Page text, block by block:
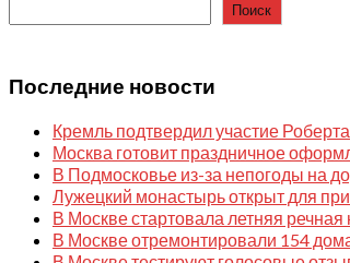
Поиск
Последние новости
Кремль подтвердил участие
Москва готовит праздничное
В Подмосковье из-за непогоды на
Лужецкий монастырь открыт для
В Москве стартовала летняя
В Москве отремонтировали 154